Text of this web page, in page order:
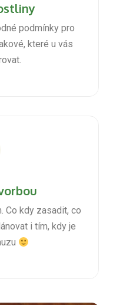
podmínky pro
které u vás
Co kdy zasadit, co
i tím, kdy je